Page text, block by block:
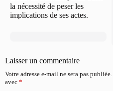
la nécessité de peser les
implications de ses actes.
Laisser un commentaire
Votre adresse e-mail ne sera pas publiée.
avec *